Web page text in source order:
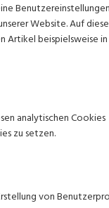
Benutzereinstellungen
Website. Auf
Artikel beispielsweise in
analytischen Cookies
zu setzen.
von